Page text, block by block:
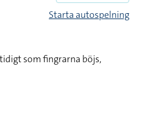
Starta autospelning
som fingrarna böjs,